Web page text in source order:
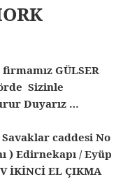
GÜLSER
Sizinle
Duyarız …
caddesi No
) Edirnekapı / Eyüp
İKİNCİ EL ÇIKMA